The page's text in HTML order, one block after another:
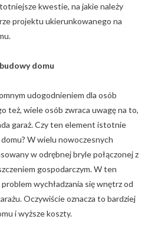
kwestie, na jakie należy
projektu ukierunkowanego na
domu
udogodnieniem dla osób
też, wiele osób zwraca uwagę na to,
garaż. Czy ten element istotnie
W wielu nowoczesnych
w odrębnej bryle połączonej z
gospodarczym. W ten
wychładzania się wnętrz od
Oczywiście oznacza to bardziej
i wyższe koszty.